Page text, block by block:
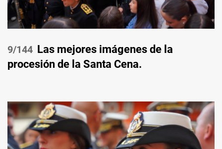
/144 Las mejores imágenes de la
procesión de la Santa Cena.